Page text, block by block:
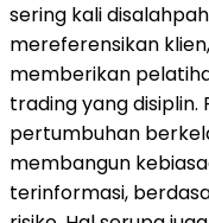
sering kali
mereferensikan
memberikan
trading yang
pertumbuhan
membangun
terinformasi,